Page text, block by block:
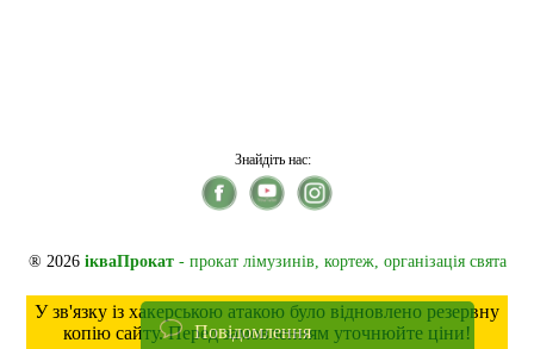
Знайдіть нас:
® 2026 ікваПрокат- прокат лімузинів, кортеж, організація свята
У зв'язку із хакерською атакою було відновлено резервну
копію сайту. Перед замовленням уточнюйте ціни!
Повідомлення